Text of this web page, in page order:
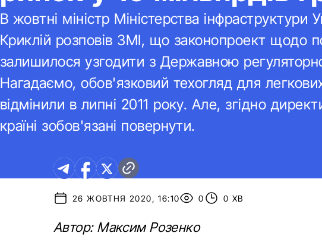
В жовтні міністр Міністерства інфраструктури
Криклій розповів ЗМІ, що законопроект щодо
залишилося узгодити з Державною
Нагадаємо, обов'язковий техогляд для легкових
відмінили в липні 2011 року. Але, згідно
країні зобов'язані повернути.
26 ЖОВТНЯ 2020, 16:10 0 0 ХВ
Автор: Максим Розенко